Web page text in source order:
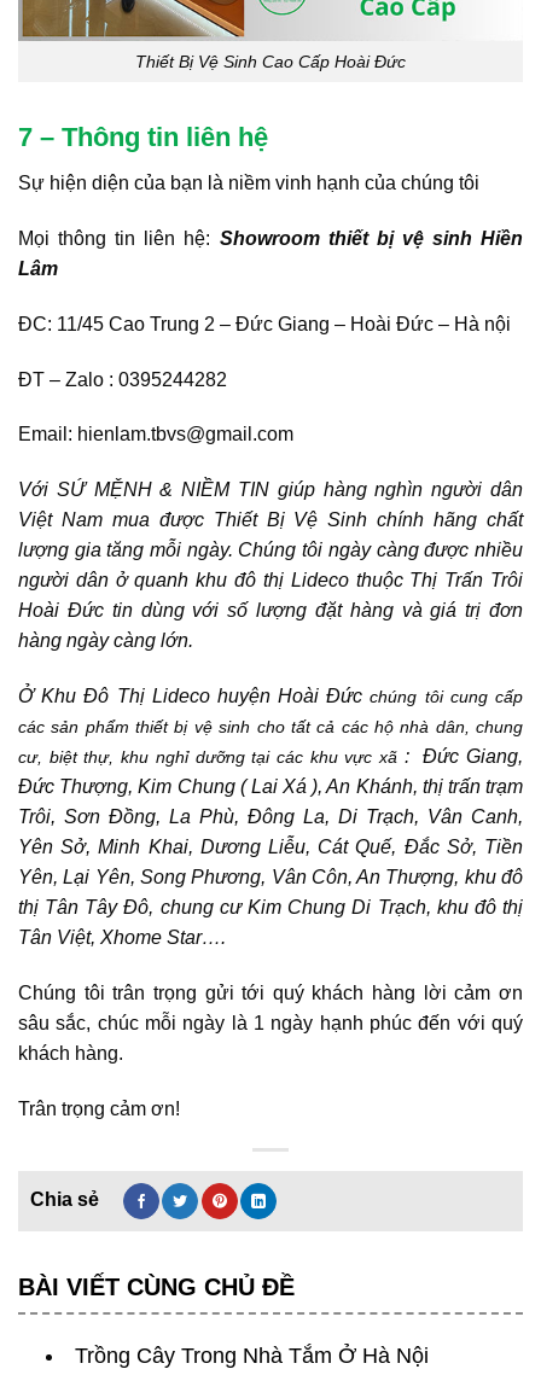
Thiết Bị Vệ Sinh Cao Cấp Hoài Đức
7 – Thông tin liên hệ
Sự hiện diện của bạn là niềm vinh hạnh của chúng tôi
Mọi thông tin liên hệ: Showroom thiết bị vệ sinh Hiền
Lâm
ĐC: 11/45 Cao Trung 2 – Đức Giang – Hoài Đức – Hà nội
ĐT – Zalo : 0395244282
Email: hienlam.tbvs@gmail.com
Với SỨ MỆNH & NIỀM TIN giúp hàng nghìn người dân
Việt Nam mua được Thiết Bị Vệ Sinh chính hãng chất
lượng gia tăng mỗi ngày. Chúng tôi ngày càng được nhiều
người dân ở quanh khu đô thị Lideco thuộc Thị Trấn Trôi
Hoài Đức tin dùng với số lượng đặt hàng và giá trị đơn
hàng ngày càng lớn.
Ở Khu Đô Thị Lideco huyện Hoài Đứcchúng tôi cung cấp
các sản phẩm thiết bị vệ sinh cho tất cả các hộ nhà dân, chung
cư, biệt thự, khu nghỉ dưỡng tại các khu vực xã : Đức Giang,
Đức Thượng, Kim Chung ( Lai Xá ), An Khánh, thị trấn trạm
Trôi, Sơn Đồng, La Phù, Đông La, Di Trạch, Vân Canh,
Yên Sở, Minh Khai, Dương Liễu, Cát Quế, Đắc Sở, Tiền
Yên, Lại Yên, Song Phương, Vân Côn, An Thượng, khu đô
thị Tân Tây Đô, chung cư Kim Chung Di Trạch, khu đô thị
Tân Việt, Xhome Star….
Chúng tôi trân trọng gửi tới quý khách hàng lời cảm ơn
sâu sắc, chúc mỗi ngày là 1 ngày hạnh phúc đến với quý
khách hàng.
Trân trọng cảm ơn!
BÀI VIẾT CÙNG CHỦ ĐỀ
Trồng Cây Trong Nhà Tắm Ở Hà Nội